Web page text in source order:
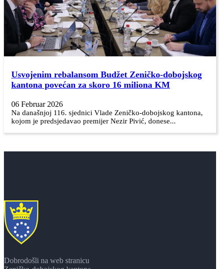
Usvojenim rebalansom Budžet Zeničko-dobojskog
kantona povećan za skoro 16 miliona KM
06 Februar 2026
Na današnjoj 116. sjednici Vlade Zeničko-dobojskog kantona,
kojom je predsjedavao premijer Nezir Pivić, donese...
Dobrodošli na web stranicu